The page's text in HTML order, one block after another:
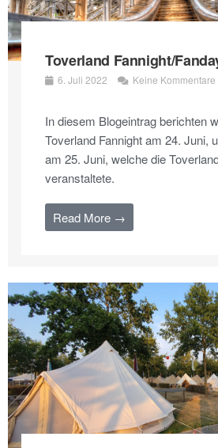
Toverland Fannight/
6. Juli 2022 Keine Kommentare
In diesem Blogeintrag berichten
Toverland Fannight am 24. Juni,
am 25. Juni, welche die
veranstaltete.
Read More →